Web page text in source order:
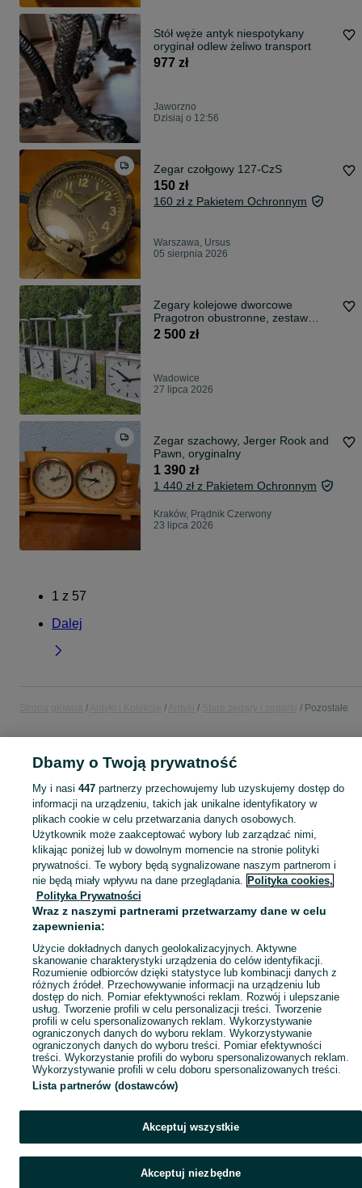
Stół węże antyk niespotykany
oryginał odlew żeliwo transport
977 zł
Jaworzno
Dzisiaj o 12:56
Zegar czołgowy 127-CzS
150 zł
160 zł z Pakietem Ochronnym
Warszawa, Ursus
05 sierpnia 2026
Zegary kolejowe dworcowe
Pragotron obustronne, zestaw
7szt., jak PKP !
2 500 zł
Wadowice
27 lipca 2026
Zegar szachowy, Jerger Rook and
Pawn, oryginalny
1 390 zł
1 440 zł z Pakietem Ochronnym
Kraków, Prądnik Czerwony
23 lipca 2026
1 z 57
Dalej
Pozostałe
KATEGORIA
Skorzystaj z największego serwisu ogłoszeniowego w Polsce. Kupuj to, czego pragniesz i sprzedawaj to, czego już nie potrzebujesz w kategorii Pozostałe! Zobacz
Mapa kategorii
Mapa miejscowości
Mapa ministron
Popularne wyszukiwania
Dbamy o Twoją prywatność
My i nasi 447partnerzy przechowujemy lub uzyskujemy dostęp do
informacji na urządzeniu, takich jak unikalne identyfikatory w
plikach cookie w celu przetwarzania danych osobowych.
Użytkownik może zaakceptować wybory lub zarządzać nimi,
klikając poniżej lub w dowolnym momencie na stronie polityki
prywatności. Te wybory będą sygnalizowane naszym partnerom i
nie będą miały wpływu na dane przeglądania. Polityka cookies,
Polityka Prywatności
Wraz z naszymi partnerami przetwarzamy dane w celu
zapewnienia:
Użycie dokładnych danych geolokalizacyjnych. Aktywne
skanowanie charakterystyki urządzenia do celów identyfikacji.
Rozumienie odbiorców dzięki statystyce lub kombinacji danych z
różnych źródeł. Przechowywanie informacji na urządzeniu lub
dostęp do nich. Pomiar efektywności reklam. Rozwój i ulepszanie
usług. Tworzenie profili w celu personalizacji treści. Tworzenie
profili w celu spersonalizowanych reklam. Wykorzystywanie
ograniczonych danych do wyboru reklam. Wykorzystywanie
ograniczonych danych do wyboru treści. Pomiar efektywności
treści. Wykorzystanie profili do wyboru spersonalizowanych reklam.
Wykorzystywanie profili w celu doboru spersonalizowanych treści.
Lista partnerów (dostawców)
Akceptuj wszystkie
Akceptuj niezbędne